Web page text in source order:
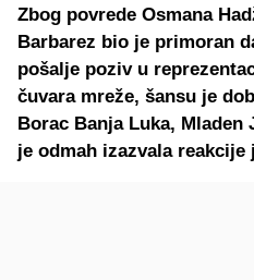
Zbog povrede Osmana
Barbarez bio je primoran
pošalje poziv u
čuvara mreže, šansu je
Borac Banja Luka,
je odmah izazvala reakcije